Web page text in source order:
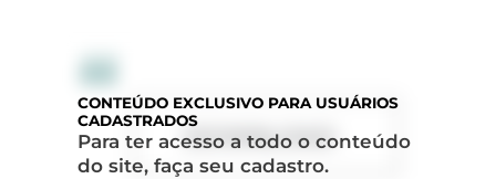
CONTEÚDO EXCLUSIVO PARA USUÁRIOS
CADASTRADOS
Para ter acesso a todo o conteúdo
do site, faça seu cadastro.
DOWNLOAD